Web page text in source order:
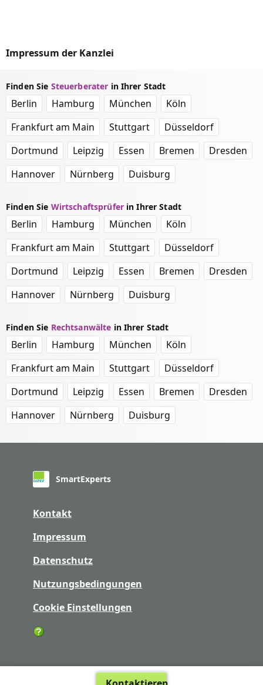
Impressum der Kanzlei
Finden Sie Steuerberater in Ihrer Stadt
Berlin Hamburg München
Köln
Frankfurt am Main
Stuttgart
Düsseldorf
Dortmund
Leipzig Essen Bremen
Dresden
Hannover
Nürnberg Duisburg
Finden Sie Wirtschaftsprüferin Ihrer Stadt
Berlin Hamburg München
Köln
Frankfurt am Main
Stuttgart
Düsseldorf
Dortmund
Leipzig Essen Bremen
Dresden
Hannover
Nürnberg Duisburg
Finden Sie Rechtsanwälte in Ihrer Stadt
Berlin Hamburg München
Köln
Frankfurt am Main
Stuttgart
Düsseldorf
Dortmund
Leipzig Essen Bremen
Dresden
Hannover
Nürnberg Duisburg
SmartExperts
Kontakt
Impressum
Datenschutz
Nutzungsbedingungen
Cookie Einstellungen